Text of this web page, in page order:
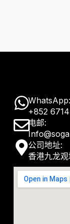
W
h
a
t
s
a
WhatsApp:
+852
E
n
v
e
l
电邮:
M
a
p
公司地址:
香港九龙